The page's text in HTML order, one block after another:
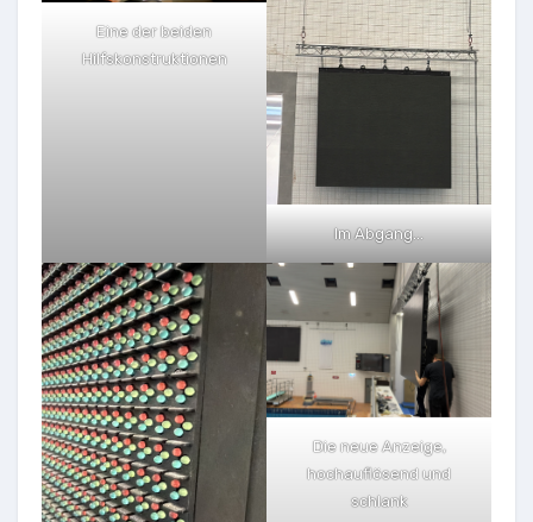
Eine der beiden
Hilfskonstruktionen
Im Abgang…
Die neue Anzeige,
hochauflösend und
schlank